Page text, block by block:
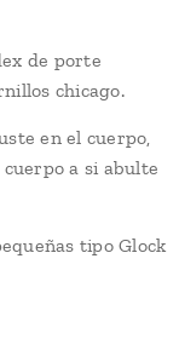
de porte
chicago.
en el cuerpo,
a si abulte
tipo Glock